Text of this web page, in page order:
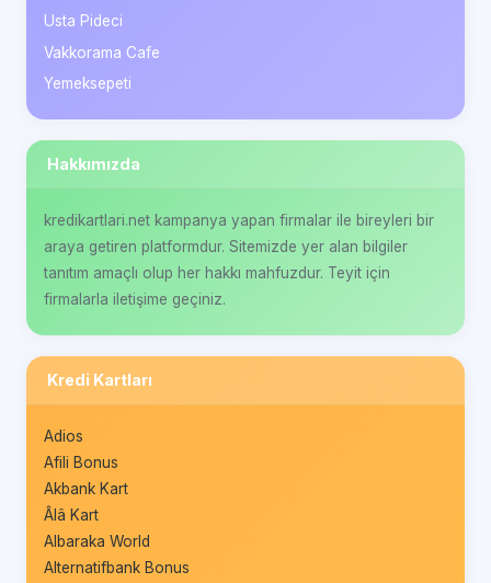
Usta Pideci
Vakkorama Cafe
Yemeksepeti
Hakkımızda
kredikartlari.net kampanya yapan firmalar ile bireyleri bir
araya getiren platformdur. Sitemizde yer alan bilgiler
tanıtım amaçlı olup her hakkı mahfuzdur. Teyit için
firmalarla iletişime geçiniz.
Kredi Kartları
Adios
Afili Bonus
Akbank Kart
Âlâ Kart
Albaraka World
Alternatifbank Bonus